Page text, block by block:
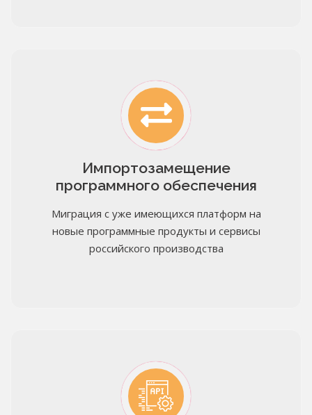
Импортозамещение
программного обеспечения
Миграция с уже имеющихся платформ на
новые программные продукты и сервисы
российского производства